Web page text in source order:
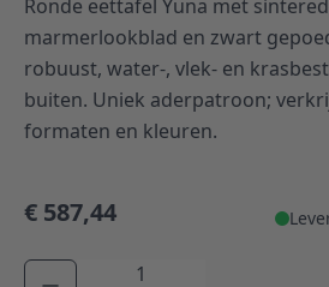
Ronde eettafel Yuna met
marmerlookblad en zwart
robuust, water-, vlek- en
buiten. Uniek aderpatroon;
formaten en kleuren.
€ 587,44
Aantal